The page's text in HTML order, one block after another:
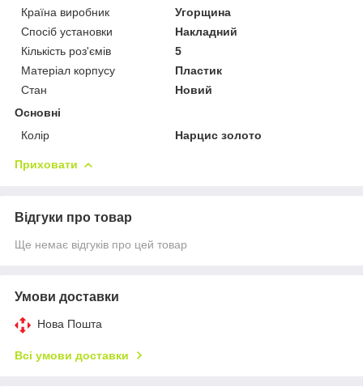
Країна виробник
Угорщина
Спосіб установки
Накладний
Кількість роз'ємів
5
Матеріал корпусу
Пластик
Стан
Новий
Основні
Колір
Нарцис золото
Приховати
Відгуки про товар
Ще немає відгуків про цей товар
Умови доставки
Нова Пошта
Всі умови доставки